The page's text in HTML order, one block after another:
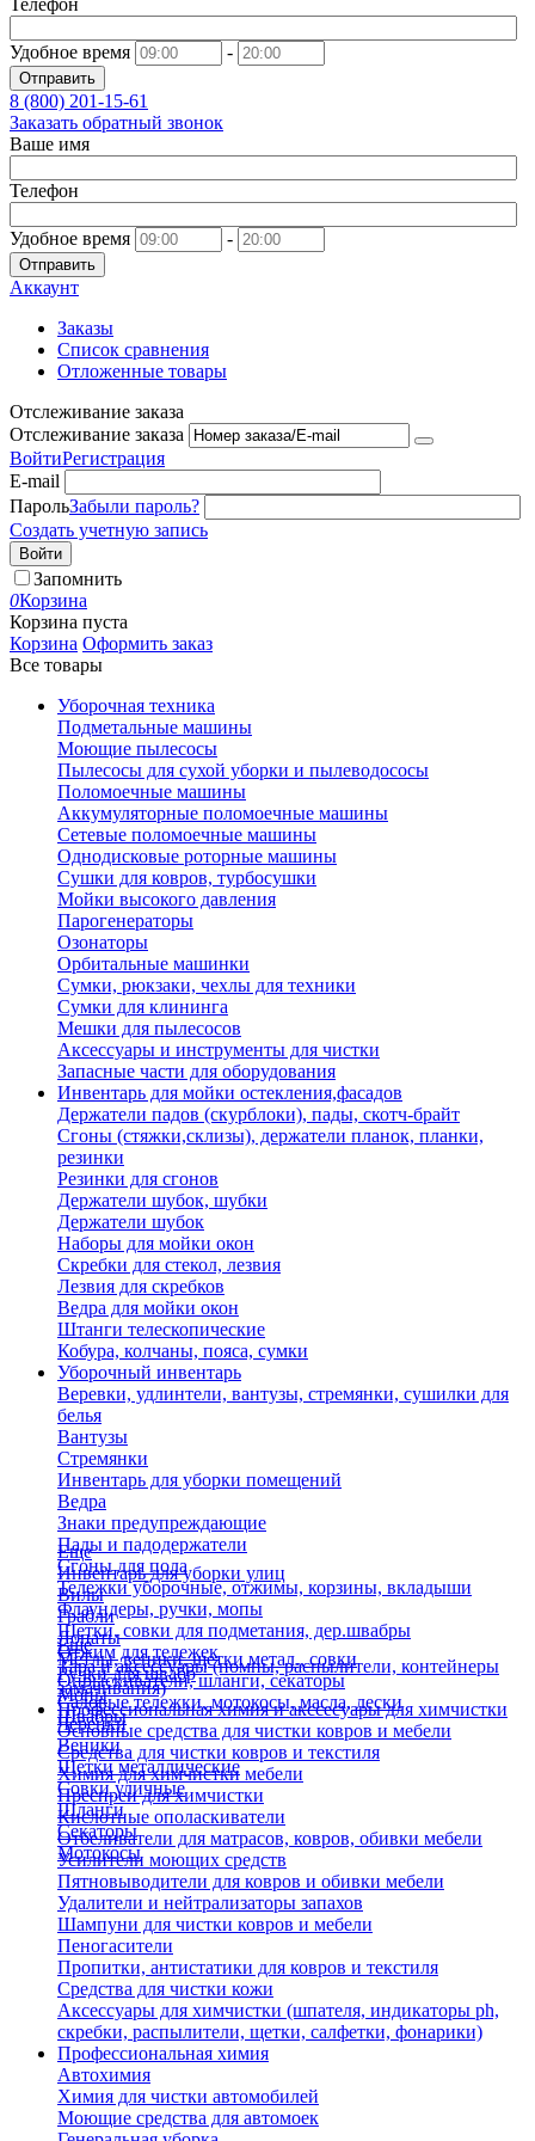
Телефон
Удобное время -
Отправить
8 (800) 201-15-61
Заказать обратный звонок
Ваше имя
Телефон
Удобное время -
Отправить
Аккаунт
Заказы
Список сравнения
Отложенные товары
Отслеживание заказа
Отслеживание заказа
ВойтиРегистрация
E-mail
ПарольЗабыли пароль?
Создать учетную запись
Войти
Запомнить
0Корзина
Корзина пуста
Корзина Оформить заказ
Все товары
Уборочная техника
Подметальные машины
Моющие пылесосы
Пылесосы для сухой уборки и пылеводососы
Поломоечные машины
Аккумуляторные поломоечные машины
Сетевые поломоечные машины
Однодисковые роторные машины
Сушки для ковров, турбосушки
Мойки высокого давления
Парогенераторы
Озонаторы
Орбитальные машинки
Сумки, рюкзаки, чехлы для техники
Сумки для клининга
Мешки для пылесосов
Аксессуары и инструменты для чистки
Запасные части для оборудования
Инвентарь для мойки остекления,фасадов
Держатели падов (скурблоки), пады, скотч-брайт
Сгоны (стяжки,склизы), держатели планок, планки,
резинки
Резинки для сгонов
Держатели шубок, шубки
Держатели шубок
Наборы для мойки окон
Скребки для стекол, лезвия
Лезвия для скребков
Ведра для мойки окон
Штанги телескопические
Кобура, колчаны, пояса, сумки
Уборочный инвентарь
Веревки, удлинтели, вантузы, стремянки, сушилки для
белья
Вантузы
Стремянки
Инвентарь для уборки помещений
Ведра
Знаки предупреждающие
Пады и падодержатели
Сгоны для пола
Тележки уборочные, отжимы, корзины, вкладыши
Флаундеры, ручки, мопы
Щетки, совки для подметания, дер.швабры
Отжим для тележек
Ручки для швабр
Мопы
Швабры
Еще
Инвентарь для уборки улиц
Вилы
Грабли
Лопаты
Метлы, веники, щетки метал., совки
Опрыскиватели, шланги, секаторы
Садовые тележки, мотокосы, масла, лески
Черенки
Веники
Щетки металлические
Совки уличные
Шланги
Секаторы
Мотокосы
Еще
Тара и аксессуары (помпы, распылители, контейнеры
замачивания)
Профессиональная химия и акссесуары для химчистки
Основные средства для чистки ковров и мебели
Средства для чистки ковров и текстиля
Химия для химчистки мебели
Преспреи для химчистки
Кислотные ополаскиватели
Отбеливатели для матрасов, ковров, обивки мебели
Усилители моющих средств
Пятновыводители для ковров и обивки мебели
Удалители и нейтрализаторы запахов
Шампуни для чистки ковров и мебели
Пеногасители
Пропитки, антистатики для ковров и текстиля
Средства для чистки кожи
Аксессуары для химчистки (шпателя, индикаторы ph,
скребки, распылители, щетки, салфетки, фонарики)
Профессиональная химия
Автохимия
Химия для чистки автомобилей
Моющие средства для автомоек